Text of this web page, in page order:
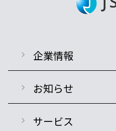
企業情報
お知らせ
サービス